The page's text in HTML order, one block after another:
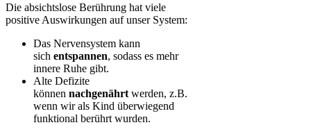
Die absichtslose Berührung hat viele
positive Auswirkungen auf unser System:
Das Nervensystem kann
sich entspannen, sodass es mehr
innere Ruhe gibt.
Alte Defizite
können nachgenährt werden, z.B.
wenn wir als Kind überwiegend
funktional berührt wurden.